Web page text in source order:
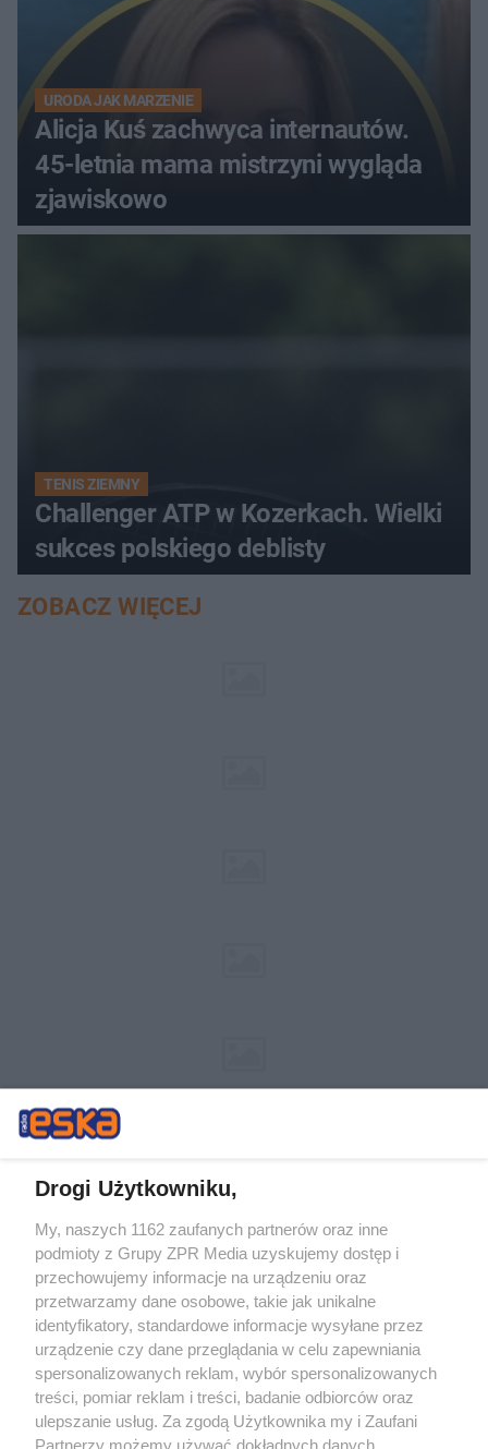
URODA JAK MARZENIE
Alicja Kuś zachwyca internautów.
45-letnia mama mistrzyni wygląda
zjawiskowo
TENIS ZIEMNY
Challenger ATP w Kozerkach. Wielki
sukces polskiego deblisty
ZOBACZ WIĘCEJ
Żaden utwór zamieszczony w serwisie nie może być powielany i
rozpowszechniany lub dalej rozpowszechniany w jakikolwiek sposób (w
tym także elektroniczny lub mechaniczny) na jakimkolwiek polu
eksploatacji w jakiejkolwiek formie, włącznie z umieszczaniem w
Internecie bez pisemnej zgody właściciela praw. Jakiekolwiek użycie lub
wykorzystanie utworów w całości lub w części z naruszeniem prawa,
tzn. bez właściwej zgody, jest zabronione pod groźbą kary i może być
ścigane prawnie.
Drogi Użytkowniku,
My, naszych 1162 zaufanych partnerów oraz inne
podmioty z Grupy ZPR Media uzyskujemy dostęp i
przechowujemy informacje na urządzeniu oraz
przetwarzamy dane osobowe, takie jak unikalne
identyfikatory, standardowe informacje wysyłane przez
urządzenie czy dane przeglądania w celu zapewniania
spersonalizowanych reklam, wybór spersonalizowanych
treści, pomiar reklam i treści, badanie odbiorców oraz
ulepszanie usług. Za zgodą Użytkownika my i Zaufani
Partnerzy możemy używać dokładnych danych